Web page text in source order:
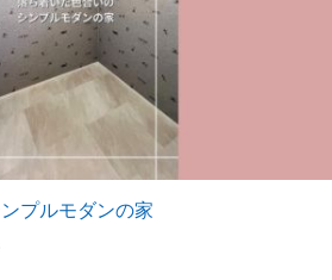
プルモダンの家